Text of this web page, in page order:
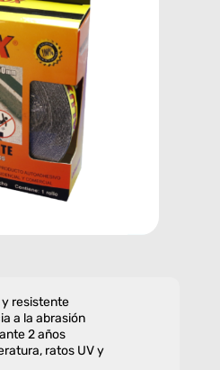
resistente
a la abrasión
2 años
ratos UV y